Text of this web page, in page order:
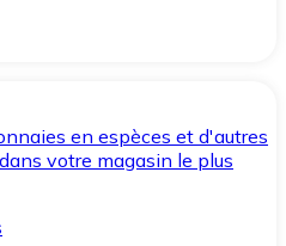
en espèces et d'autres
votre magasin le plus